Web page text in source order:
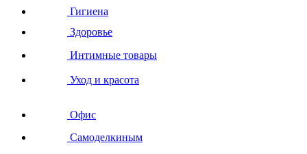
Гигиена
Здоровье
Интимные товары
Уход и красота
Офис
Самоделкиным